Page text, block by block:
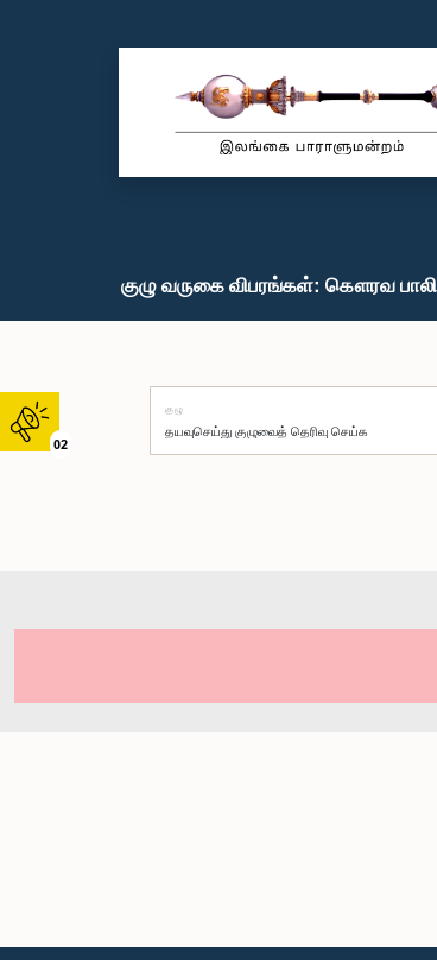
02
குழு வருகை விபரங்கள்: கௌரவ
குழு